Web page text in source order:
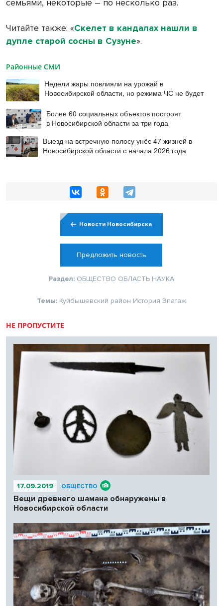
семьями, некоторые – по несколько раз.
Читайте также: «Скелет в кандалах нашли в
дупле старой сосны в Сузуне».
Районные СМИ
Недели жары повлияли на урожай в
Новосибирской области, но режима ЧС не будет
Более 60 социальных объектов построят
в Новосибирской области за три года
Выезд на встречную полосу унёс 47 жизней в
Новосибирской области с начала 2026 года
Новости Новосибирска
Предложить новость
Раздел: ОБЩЕСТВО ОБЛАСТЬ НАУКА
Темы: Куйбышевский район История Эпатаж
НЕ ПРОПУСТИТЕ
17.09.2019 ОБЩЕСТВО
Вещи древнего шамана обнаружены в
Новосибирской области